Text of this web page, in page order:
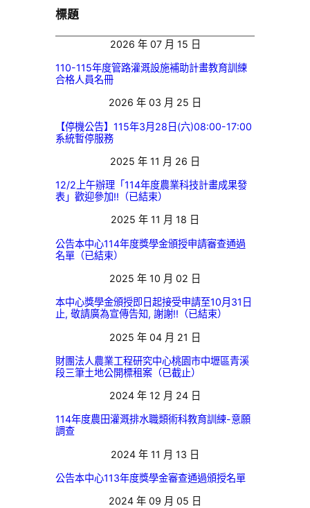
標題
2026 年 07 月 15 日
110-115年度管路灌溉設施補助計畫教育訓練
合格人員名冊
2026 年 03 月 25 日
【停機公告】115年3月28日(六)08:00-17:00
系統暫停服務
2025 年 11 月 26 日
12/2上午辦理「114年度農業科技計畫成果發
表」歡迎參加!!（已結束）
2025 年 11 月 18 日
公告本中心114年度獎學金頒授申請審查通過
名單（已結束）
2025 年 10 月 02 日
本中心獎學金頒授即日起接受申請至10月31日
止, 敬請廣為宣傳告知, 謝謝!!（已結束）
2025 年 04 月 21 日
財團法人農業工程研究中心桃園市中壢區青溪
段三筆土地公開標租案（已截止）
2024 年 12 月 24 日
114年度農田灌溉排水職類術科教育訓練-意願
調查
2024 年 11 月 13 日
公告本中心113年度獎學金審查通過頒授名單
2024 年 09 月 05 日